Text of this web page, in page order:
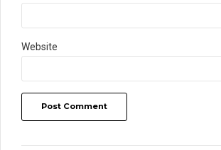
Website
Post Comment